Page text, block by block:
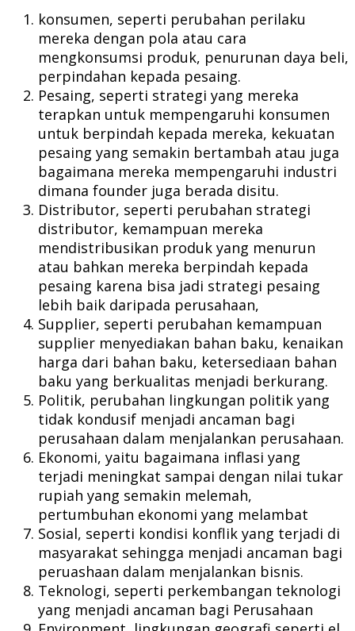
konsumen, seperti perubahan perilaku
mereka dengan pola atau cara
mengkonsumsi produk, penurunan daya beli,
perpindahan kepada pesaing.
Pesaing, seperti strategi yang mereka
terapkan untuk mempengaruhi konsumen
untuk berpindah kepada mereka, kekuatan
pesaing yang semakin bertambah atau juga
bagaimana mereka mempengaruhi industri
dimana founder juga berada disitu.
Distributor, seperti perubahan strategi
distributor, kemampuan mereka
mendistribusikan produk yang menurun
atau bahkan mereka berpindah kepada
pesaing karena bisa jadi strategi pesaing
lebih baik daripada perusahaan,
Supplier, seperti perubahan kemampuan
supplier menyediakan bahan baku, kenaikan
harga dari bahan baku, ketersediaan bahan
baku yang berkualitas menjadi berkurang.
Politik, perubahan lingkungan politik yang
tidak kondusif menjadi ancaman bagi
perusahaan dalam menjalankan perusahaan.
Ekonomi, yaitu bagaimana inflasi yang
terjadi meningkat sampai dengan nilai tukar
rupiah yang semakin melemah,
pertumbuhan ekonomi yang melambat
Sosial, seperti kondisi konflik yang terjadi di
masyarakat sehingga menjadi ancaman bagi
peruashaan dalam menjalankan bisnis.
Teknologi, seperti perkembangan teknologi
yang menjadi ancaman bagi Perusahaan